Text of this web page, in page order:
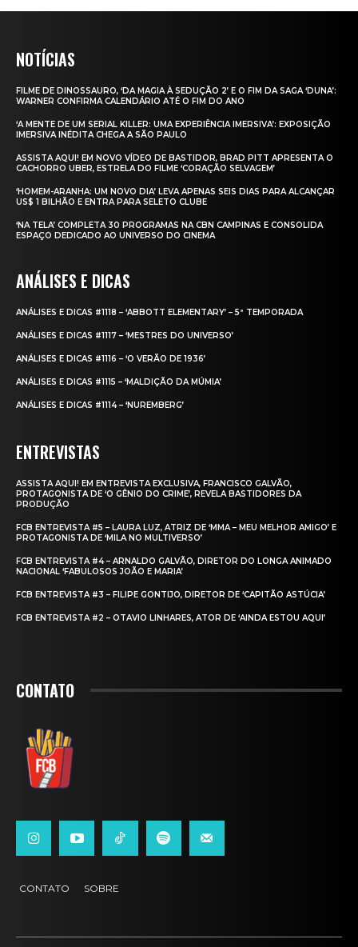
NOTÍCIAS
FILME DE DINOSSAURO, ‘DA MAGIA À SEDUÇÃO 2’ E O FIM DA SAGA ‘DUNA’:
WARNER CONFIRMA CALENDÁRIO ATÉ O FIM DO ANO
‘A MENTE DE UM SERIAL KILLER: UMA EXPERIÊNCIA IMERSIVA’: EXPOSIÇÃO
IMERSIVA INÉDITA CHEGA A SÃO PAULO
ASSISTA AQUI! EM NOVO VÍDEO DE BASTIDOR, BRAD PITT APRESENTA O
CACHORRO UBER, ESTRELA DO FILME ‘CORAÇÃO SELVAGEM’
‘HOMEM-ARANHA: UM NOVO DIA’ LEVA APENAS SEIS DIAS PARA ALCANÇAR
US$ 1 BILHÃO E ENTRA PARA SELETO CLUBE
‘NA TELA’ COMPLETA 30 PROGRAMAS NA CBN CAMPINAS E CONSOLIDA
ESPAÇO DEDICADO AO UNIVERSO DO CINEMA
ANÁLISES E DICAS
ANÁLISES E DICAS #1118 – ‘ABBOTT ELEMENTARY’ – 5ª TEMPORADA
ANÁLISES E DICAS #1117 – ‘MESTRES DO UNIVERSO’
ANÁLISES E DICAS #1116 – ‘O VERÃO DE 1936’
ANÁLISES E DICAS #1115 – ‘MALDIÇÃO DA MÚMIA’
ANÁLISES E DICAS #1114 – ‘NUREMBERG’
ENTREVISTAS
ASSISTA AQUI! EM ENTREVISTA EXCLUSIVA, FRANCISCO GALVÃO,
PROTAGONISTA DE ‘O GÊNIO DO CRIME’, REVELA BASTIDORES DA
PRODUÇÃO
FCB ENTREVISTA #5 – LAURA LUZ, ATRIZ DE ‘MMA – MEU MELHOR AMIGO’ E
PROTAGONISTA DE ‘MILA NO MULTIVERSO’
FCB ENTREVISTA #4 – ARNALDO GALVÃO, DIRETOR DO LONGA ANIMADO
NACIONAL ‘FABULOSOS JOÃO E MARIA’
FCB ENTREVISTA #3 – FILIPE GONTIJO, DIRETOR DE ‘CAPITÃO ASTÚCIA’
FCB ENTREVISTA #2 – OTAVIO LINHARES, ATOR DE ‘AINDA ESTOU AQUI’
CONTATO
CONTATO SOBRE